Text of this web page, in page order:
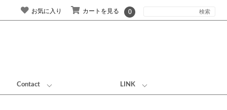
お気に入り カートを見る 0
Contact LINK